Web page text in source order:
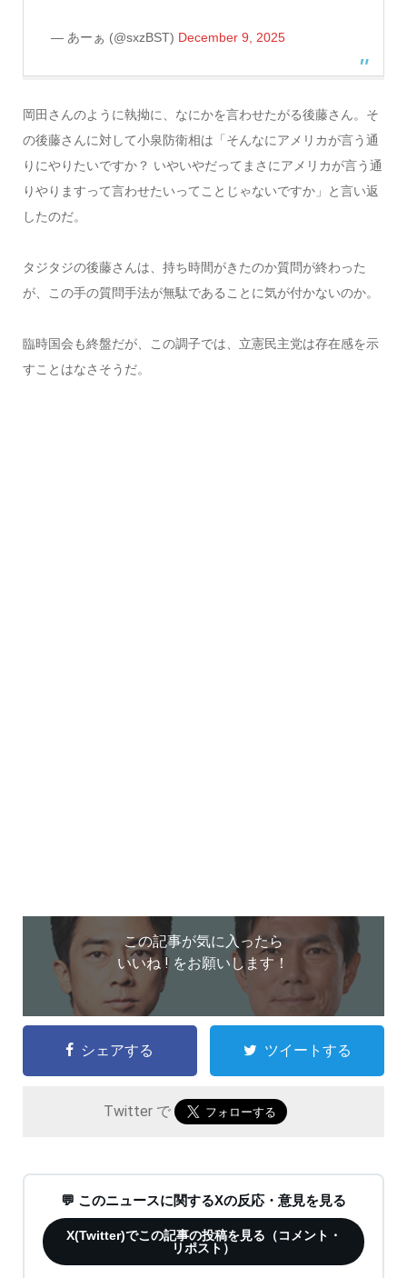
— あーぁ (@sxzBST) December 9, 2025
岡田さんのように執拗に、なにかを言わせたがる後藤さん。そ
の後藤さんに対して小泉防衛相は「そんなにアメリカが言う通
りにやりたいですか？ いやいやだってまさにアメリカが言う通
りやりますって言わせたいってことじゃないですか」と言い返
したのだ。
タジタジの後藤さんは、持ち時間がきたのか質問が終わった
が、この手の質問手法が無駄であることに気が付かないのか。
臨時国会も終盤だが、この調子では、立憲民主党は存在感を示
すことはなさそうだ。
この記事が気に入ったら
いいね ! をお願いします！
シェアする ツイートする
Twitter で
💬 このニュースに関するXの反応・意見を見る
X(Twitter)でこの記事の投稿を見る（コメント・
リポスト）